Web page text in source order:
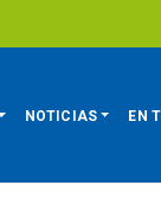
NOTICIAS EN